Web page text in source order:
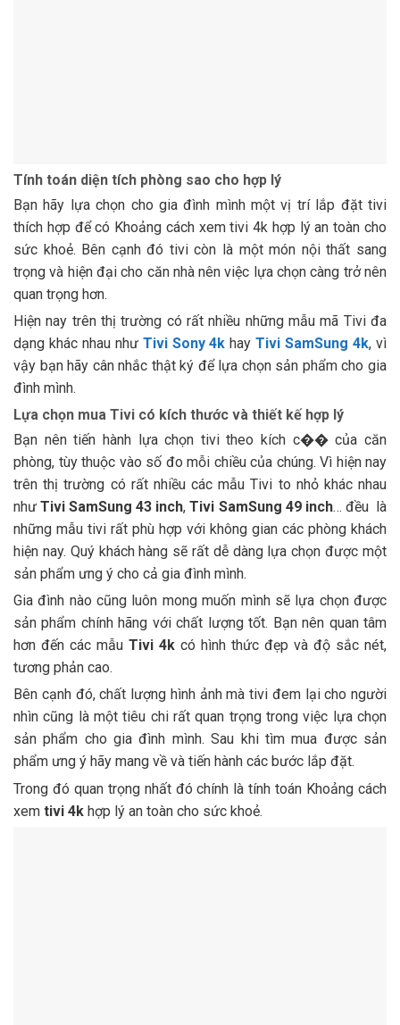
Tính toán diện tích phòng sao cho hợp lý
Bạn hãy lựa chọn cho gia đình mình một vị trí lắp đặt tivi
thích hợp để có Khoảng cách xem tivi 4k hợp lý an toàn cho
sức khoẻ. Bên cạnh đó tivi còn là một món nội thất sang
trọng và hiện đại cho căn nhà nên việc lựa chọn càng trở nên
quan trọng hơn.
Hiện nay trên thị trường có rất nhiều những mẫu mã Tivi đa
dạng khác nhau như Tivi Sony 4k hayTivi SamSung 4k, vì
vậy bạn hãy cân nhắc thật ký để lựa chọn sản phẩm cho gia
đình mình.
Lựa chọn mua Tivi có kích thước và thiết kế hợp lý
Bạn nên tiến hành lựa chọn tivi theo kích c�� của căn
phòng, tùy thuộc vào số đo mỗi chiều của chúng. Vì hiện nay
trên thị trường có rất nhiều các mẫu Tivi to nhỏ khác nhau
nhưTivi SamSung 43 inch,Tivi SamSung 49 inch… đều là
những mẫu tivi rất phù hợp với không gian các phòng khách
hiện nay. Quý khách hàng sẽ rất dễ dàng lựa chọn được một
sản phẩm ưng ý cho cả gia đình mình.
Gia đình nào cũng luôn mong muốn mình sẽ lựa chọn được
sản phẩm chính hãng với chất lượng tốt. Bạn nên quan tâm
hơn đến các mẫu Tivi 4k có hình thức đẹp và độ sắc nét,
tương phản cao.
Bên cạnh đó, chất lượng hình ảnh mà tivi đem lại cho người
nhìn cũng là một tiêu chi rất quan trọng trong việc lựa chọn
sản phẩm cho gia đình mình. Sau khi tìm mua được sản
phẩm ưng ý hãy mang về và tiến hành các bước lắp đặt.
Trong đó quan trọng nhất đó chính là tính toán Khoảng cách
xem tivi 4k hợp lý an toàn cho sức khoẻ.